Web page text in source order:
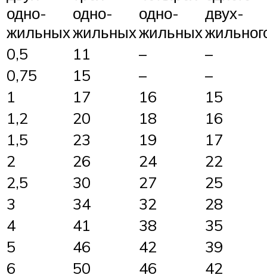
одно-
жильных
одно-
жильных
одно-
жильных
двух-
0,5
11 –
–
0,75
15 –
–
1
17 16
15
1,2
20 18
16
1,5
23 19
17
2
26 24
22
2,5
30 27
25
3
34 32
28
4
41 38
35
5
46 42
39
6
50 46
42